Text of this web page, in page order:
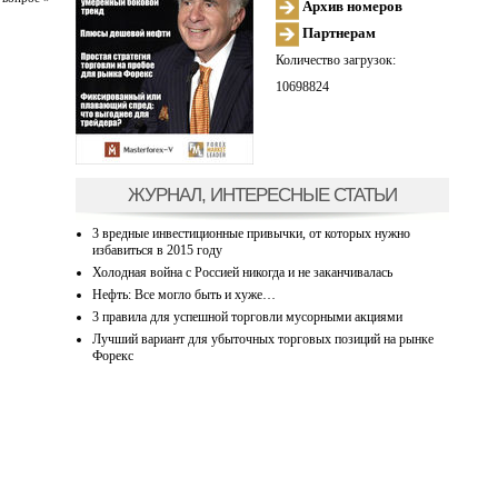
Архив номеров
Партнерам
Количество загрузок:
10698824
ЖУРНАЛ, ИНТЕРЕСНЫЕ СТАТЬИ
3 вредные инвестиционные привычки, от которых нужно
избавиться в 2015 году
Холодная война с Россией никогда и не заканчивалась
Нефть: Все могло быть и хуже…
3 правила для успешной торговли мусорными акциями
Лучший вариант для убыточных торговых позиций на рынке
Форекс